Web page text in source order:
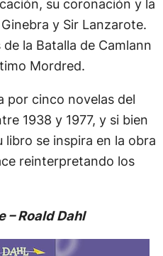
su coronación y la
y Sir Lanzarote.
la Batalla de Camlann
Mordred.
por cinco novelas del
1938 y 1977, y si bien
libro se inspira en la obra
reinterpretando los
– Roald Dahl